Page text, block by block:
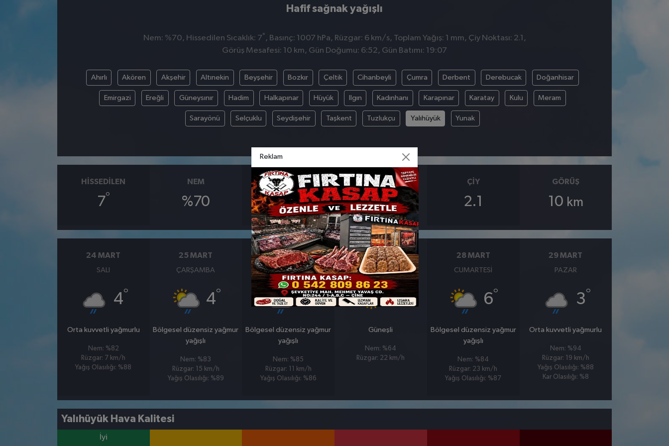
Hafif sağnak yağışlı
Nem: %70, Hissedilen Sıcaklık: 7° , Basınç: 1007 hPa, Rüzgar: 6 km/s, Toplam Yağış: 1 mm, Çiy Noktası: 2.1,
Görüş Mesafesi: 10 km, Gün Doğumu: 6:52, Gün Batımı: 19:07
Ahırlı Akören Akşehir Altınekin Beyşehir Bozkır Çeltik Cihanbeyli Çumra Derbent Derebucak Doğanhisar
Emirgazi Ereğli Güneysınır Hadim Halkapınar Hüyük Ilgın Kadınhanı Karapınar Karatay Kulu Meram
Sarayönü Selçuklu Seydişehir Taşkent Tuzlukçu Yalıhüyük Yunak
HISSEDILEN
7°
NEM
%70
BASINÇ
1007hpa
RÜZGAR
6km/s
ÇIY
2.1
GÖRÜŞ
10 km
24 MART
SALI
4°
Orta kuvvetli yağmurlu
Nem: %82
Rüzgar: 7 km/h
Yağış Olasılığı: %88
25 MART
ÇARŞAMBA
4°
Bölgesel düzensiz yağmur
yağışlı
Nem: %83
Rüzgar: 15 km/h
Yağış Olasılığı: %89
26 MART
PERŞEMBE
5°
Bölgesel düzensiz yağmur
yağışlı
Nem: %85
Rüzgar: 11 km/h
Yağış Olasılığı: %86
27 MART
CUMA
7°
Güneşli
Nem: %64
Rüzgar: 22 km/h
28 MART
CUMARTESI
6°
Bölgesel düzensiz yağmur
yağışlı
Nem: %84
Rüzgar: 23 km/h
Yağış Olasılığı: %87
29 MART
PAZAR
3°
Orta kuvvetli yağmurlu
Nem: %94
Rüzgar: 19 km/h
Yağış Olasılığı: %88
Kar Olasılığı: %8
Yalıhüyük Hava Kalitesi
İyi
Reklam